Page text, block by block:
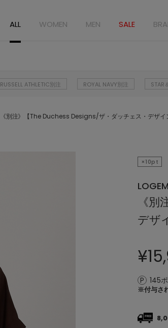
ALL WOMEN MEN SALE
RUSSELL ATHLETIC別注 ROYAL NAVY別注 STAR
《別注》【The Duchess Designs/ザ・ダッチェス・デザ
×10pt
《
デザ
¥
145
※付与さ